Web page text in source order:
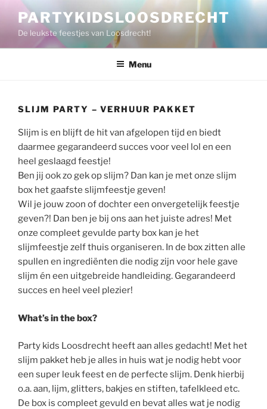
inhoud
PARTYKIDSLOOSDRECHT
De leukste feestjes van Loosdrecht!
Menu
SLIJM PARTY – VERHUUR PAKKET
Slijm is en blijft de hit van afgelopen tijd en biedt
daarmee gegarandeerd succes voor veel lol en een
heel geslaagd feestje!
Ben jij ook zo gek op slijm? Dan kan je met onze slijm
box het gaafste slijmfeestje geven!
Wil je jouw zoon of dochter een onvergetelijk feestje
geven?! Dan ben je bij ons aan het juiste adres! Met
onze compleet gevulde party box kan je het
slijmfeestje zelf thuis organiseren. In de box zitten alle
spullen en ingrediënten die nodig zijn voor hele gave
slijm én een uitgebreide handleiding. Gegarandeerd
succes en heel veel plezier!
What’s in the box?
Party kids Loosdrecht heeft aan alles gedacht! Met het
slijm pakket heb je alles in huis wat je nodig hebt voor
een super leuk feest en de perfecte slijm. Denk hierbij
o.a. aan, lijm, glitters, bakjes en stiften, tafelkleed etc.
De box is compleet gevuld en bevat alles wat je nodig